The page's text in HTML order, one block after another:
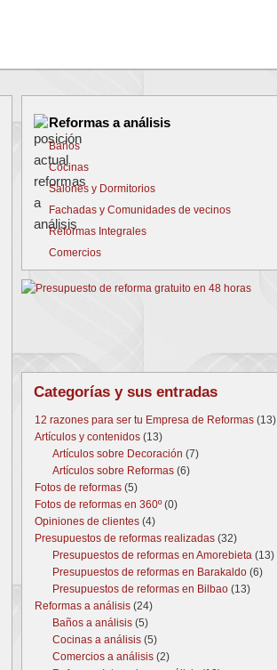
Reformas a análisis
Baños
Cocinas
Salones y Dormitorios
Fachadas y Comunidades de vecinos
Reformas Integrales
Comercios
Categorías y sus entradas
12 razones para ser tu Empresa de Reformas (13)
Artículos y contenidos (13)
Artículos sobre Decoración (7)
Artículos sobre Reformas (6)
Fotos de reformas (5)
Fotos de reformas en 360º(0)
Opiniones de clientes (4)
Presupuestos de reformas realizadas (32)
Presupuestos de reformas en Amorebieta (13)
Presupuestos de reformas en Barakaldo (6)
Presupuestos de reformas en Bilbao (13)
Reformas a análisis (24)
Baños a análisis (5)
Cocinas a análisis (5)
Comercios a análisis (2)